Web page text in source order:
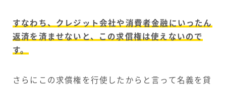
すなわち、クレジット会社や消費者金融にいったん
返済を済ませないと、この求償権は使えないので
す。
さらにこの求償権を行使したからと言って名義を貸